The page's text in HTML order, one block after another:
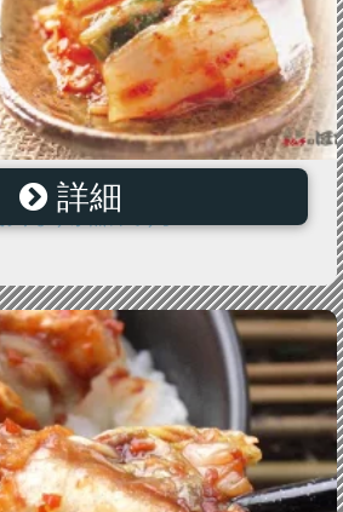
キムチカタログ お届けいたします
りますが無料です】
詳細